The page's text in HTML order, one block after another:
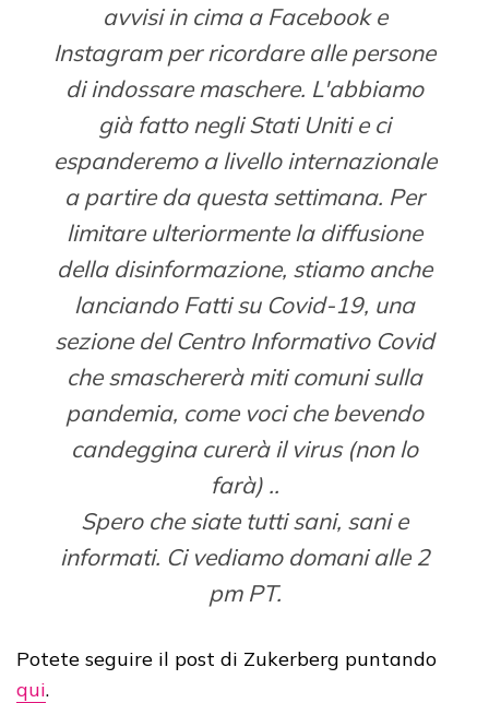
avvisi in cima a Facebook e
Instagram per ricordare alle persone
di indossare maschere. L'abbiamo
già fatto negli Stati Uniti e ci
espanderemo a livello internazionale
a partire da questa settimana. Per
limitare ulteriormente la diffusione
della disinformazione, stiamo anche
lanciando Fatti su Covid-19, una
sezione del Centro Informativo Covid
che smaschererà miti comuni sulla
pandemia, come voci che bevendo
candeggina curerà il virus (non lo
farà) ..
Spero che siate tutti sani, sani e
informati. Ci vediamo domani alle 2
pm PT.
Potete seguire il post di Zukerberg puntando
qui.